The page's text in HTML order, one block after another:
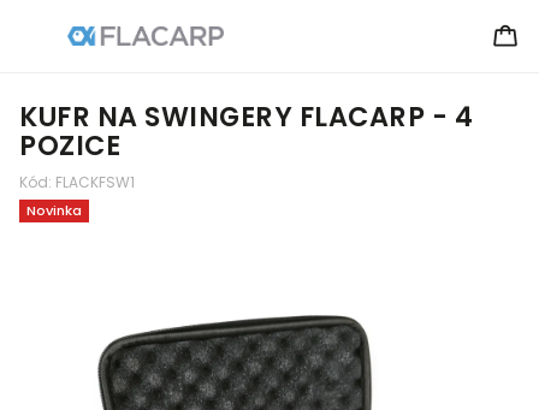
KUFR NA SWINGERY FLACARP - 4
POZICE
Kód: FLACKFSW1
Novinka